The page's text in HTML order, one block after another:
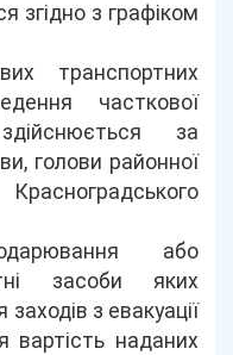
згідно з графіком
транспортних
часткової
за
голови районної
Красноградського
або
засоби яких
з евакуації
вартість наданих